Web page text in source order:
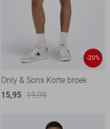
-20%
Only & Sons Korte broek
15,95 19,99